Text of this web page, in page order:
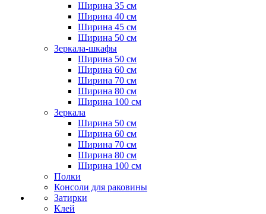
Ширина 35 см
Ширина 40 см
Ширина 45 см
Ширина 50 см
Зеркала-шкафы
Ширина 50 см
Ширина 60 см
Ширина 70 см
Ширина 80 см
Ширина 100 см
Зеркала
Ширина 50 см
Ширина 60 см
Ширина 70 см
Ширина 80 см
Ширина 100 см
Полки
Консоли для раковины
Затирки
Клей